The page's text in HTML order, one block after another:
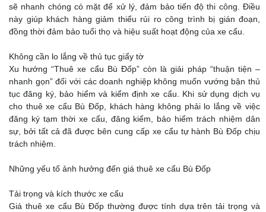
sẽ nhanh chóng có mặt để xử lý, đảm bảo tiến độ thi công. Điều
này giúp khách hàng giảm thiểu rủi ro công trình bị gián đoạn,
đồng thời đảm bảo tuổi thọ và hiệu suất hoạt động của xe cẩu.
Không cần lo lắng về thủ tục giấy tờ
Xu hướng “Thuê xe cẩu Bù Đốp” còn là giải pháp “thuận tiện –
nhanh gọn” đối với các doanh nghiệp không muốn vướng bận thủ
tục đăng ký, bảo hiểm và kiểm định xe cẩu. Khi sử dụng dịch vụ
cho thuê xe cẩu Bù Đốp, khách hàng không phải lo lắng về việc
đăng ký tạm thời xe cẩu, đăng kiểm, bảo hiểm trách nhiệm dân
sự, bởi tất cả đã được bên cung cấp xe cẩu tự hành Bù Đốp chịu
trách nhiệm.
Những yếu tố ảnh hưởng đến giá thuê xe cẩu Bù Đốp
Tải trọng và kích thước xe cẩu
Giá thuê xe cẩu Bù Đốp thường được tính dựa trên tải trọng và